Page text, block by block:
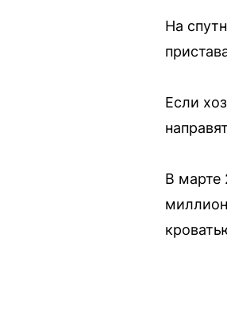
На
Если
В марте